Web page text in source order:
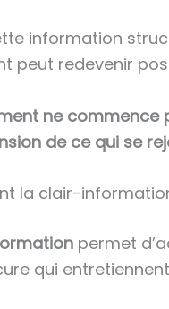
information
peut redevenir
ne commence
de ce qui se
la clair-
permet
qui